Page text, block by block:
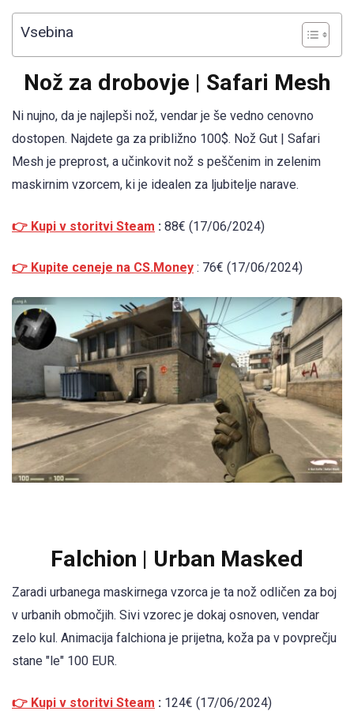
Vsebina
Nož za drobovje | Safari Mesh
Ni nujno, da je najlepši nož, vendar je še vedno cenovno
dostopen. Najdete ga za približno 100$. Nož Gut | Safari
Mesh je preprost, a učinkovit nož s peščenim in zelenim
maskirnim vzorcem, ki je idealen za ljubitelje narave.
👉 Kupi v storitvi Steam : 88€ (17/06/2024)
👉 Kupite ceneje na CS.Money : 76€ (17/06/2024)
Falchion | Urban Masked
Zaradi urbanega maskirnega vzorca je ta nož odličen za boj
v urbanih območjih. Sivi vzorec je dokaj osnoven, vendar
zelo kul. Animacija falchiona je prijetna, koža pa v povprečju
stane "le" 100 EUR.
👉 Kupi v storitvi Steam : 124€ (17/06/2024)